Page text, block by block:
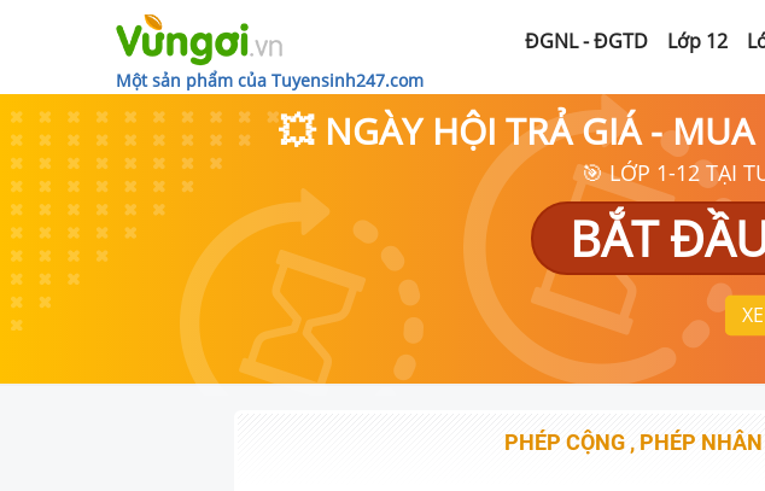
Một sản phẩm của Tuyensinh247.com
ĐGNL - ĐGTD Lớp 12
💥 NGÀY HỘI TRẢ GIÁ -
🎯 LỚP 1-12 TẠI
BẮT
PHÉP CỘNG , PHÉP NHÂN